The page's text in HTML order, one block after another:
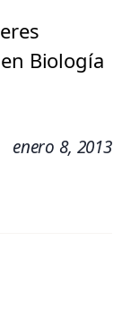
Biología
enero 8, 2013